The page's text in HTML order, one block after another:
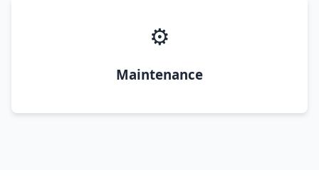
⚙️
Maintenance